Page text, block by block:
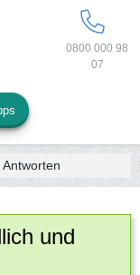
0800 000 98
07
und